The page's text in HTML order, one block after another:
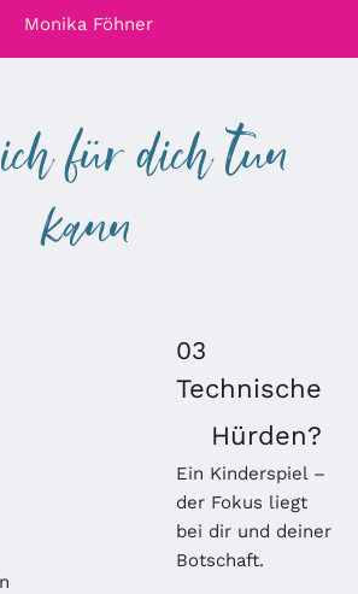
Monika Föhner
für dich tun
kann
03
Technische
Hürden?
Ein Kinderspiel –
der Fokus liegt
bei dir und deiner
Botschaft.